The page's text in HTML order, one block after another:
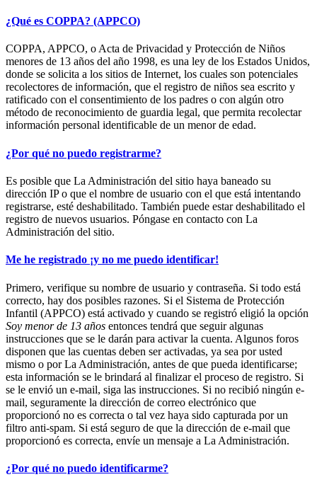
¿Qué es COPPA? (APPCO)
COPPA, APPCO, o Acta de Privacidad y Protección de Niños
menores de 13 años del año 1998, es una ley de los Estados Unidos,
donde se solicita a los sitios de Internet, los cuales son potenciales
recolectores de información, que el registro de niños sea escrito y
ratificado con el consentimiento de los padres o con algún otro
método de reconocimiento de guardia legal, que permita recolectar
información personal identificable de un menor de edad.
¿Por qué no puedo registrarme?
Es posible que La Administración del sitio haya baneado su
dirección IP o que el nombre de usuario con el que está intentando
registrarse, esté deshabilitado. También puede estar deshabilitado el
registro de nuevos usuarios. Póngase en contacto con La
Administración del sitio.
Me he registrado ¡y no me puedo identificar!
Primero, verifique su nombre de usuario y contraseña. Si todo está
correcto, hay dos posibles razones. Si el Sistema de Protección
Infantil (APPCO) está activado y cuando se registró eligió la opción
Soy menor de 13 años entonces tendrá que seguir algunas
instrucciones que se le darán para activar la cuenta. Algunos foros
disponen que las cuentas deben ser activadas, ya sea por usted
mismo o por La Administración, antes de que pueda identificarse;
esta información se le brindará al finalizar el proceso de registro. Si
se le envió un e-mail, siga las instrucciones. Si no recibió ningún e-
mail, seguramente la dirección de correo electrónico que
proporcionó no es correcta o tal vez haya sido capturada por un
filtro anti-spam. Si está seguro de que la dirección de e-mail que
proporcionó es correcta, envíe un mensaje a La Administración.
¿Por qué no puedo identificarme?